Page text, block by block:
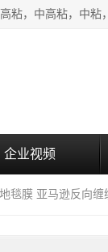
企业视频
毯膜 亚马逊反向